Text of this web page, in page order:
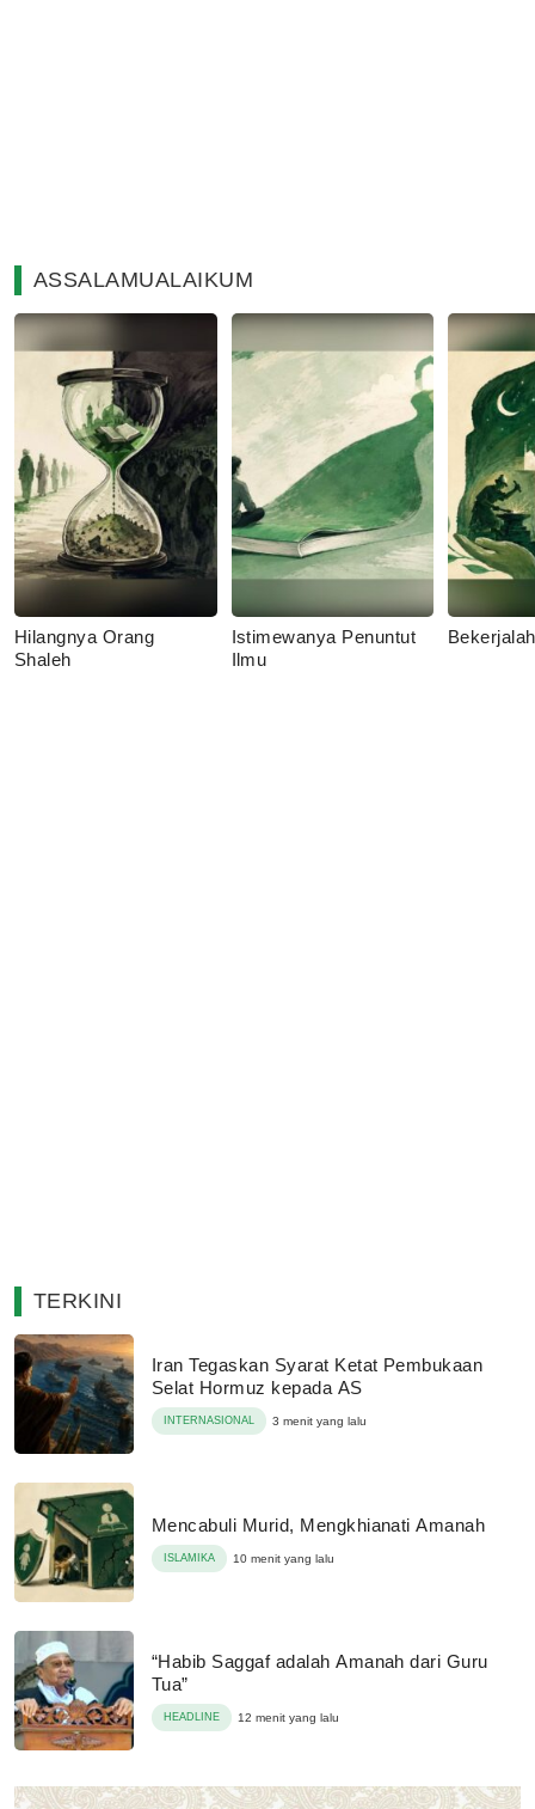
ASSALAMUALAIKUM
Hilangnya Orang
Shaleh
Istimewanya Penuntut
Ilmu
Bekerjalah
TERKINI
Iran Tegaskan Syarat Ketat Pembukaan
Selat Hormuz kepada AS
INTERNASIONAL 3 menit yang lalu
Mencabuli Murid, Mengkhianati Amanah
ISLAMIKA 10 menit yang lalu
“Habib Saggaf adalah Amanah dari Guru
Tua”
HEADLINE 12 menit yang lalu